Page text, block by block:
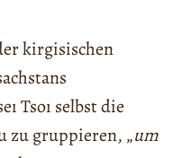
kirgisischen
Tsoı selbst die
zu gruppieren, „um